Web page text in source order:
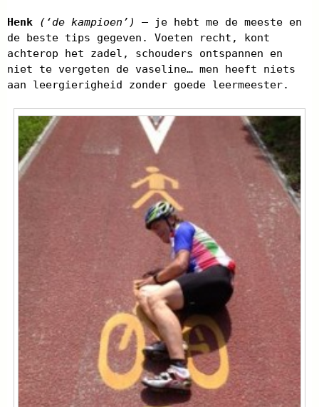
Henk (‘de kampioen’)
– je hebt me de meeste en
de beste tips gegeven. Voeten recht, kont
achterop het zadel, schouders ontspannen en
niet te vergeten de vaseline… men heeft niets
aan leergierigheid zonder goede leermeester.